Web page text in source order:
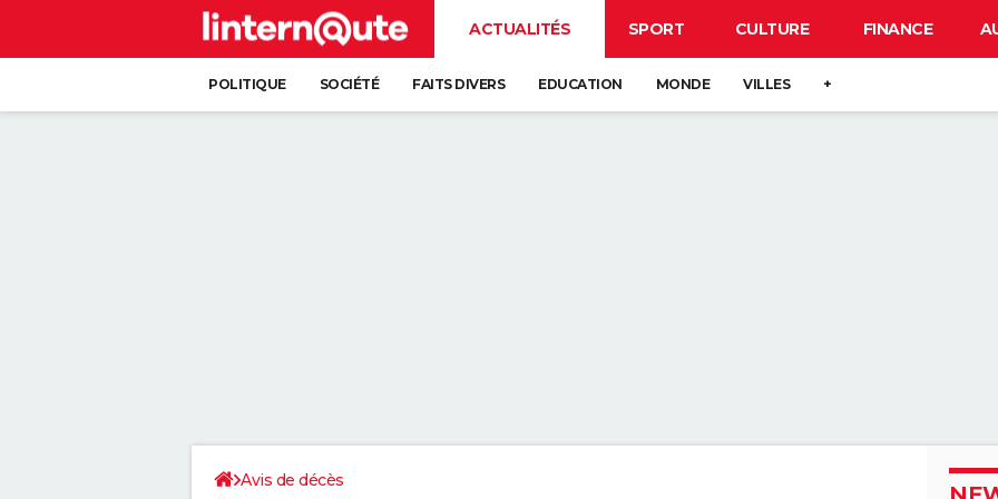
ACTUALITÉS SPORT CULTURE FINANCE
POLITIQUE SOCIÉTÉ FAITS DIVERS EDUCATION MONDE VILLES +
Avis de décès